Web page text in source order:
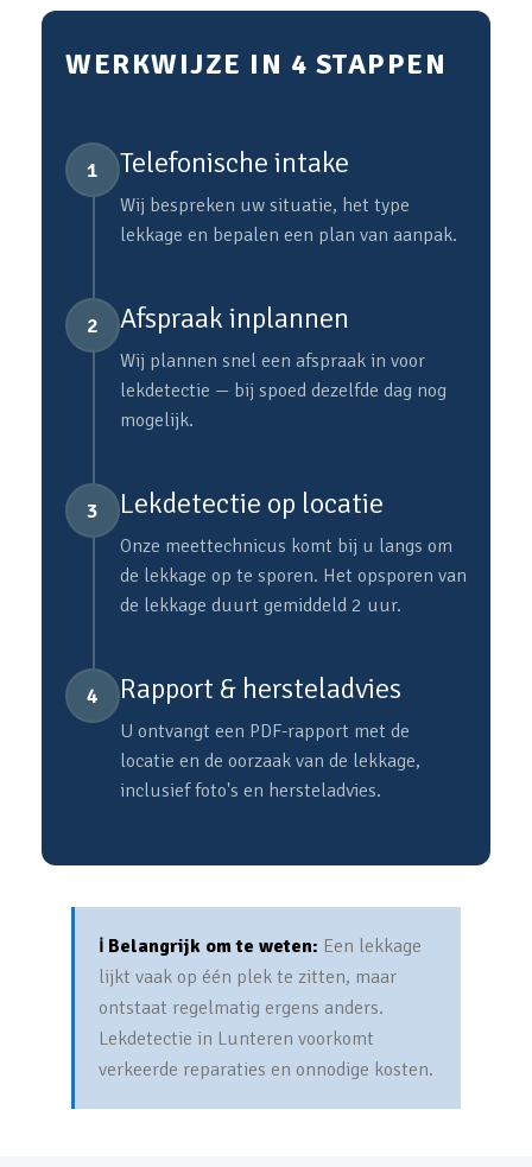
WERKWIJZE IN 4 STAPPEN
1 Telefonische intake
Wij bespreken uw situatie, het type
lekkage en bepalen een plan van aanpak.
2 Afspraak inplannen
Wij plannen snel een afspraak in voor
lekdetectie — bij spoed dezelfde dag nog
mogelijk.
3 Lekdetectie op locatie
Onze meettechnicus komt bij u langs om
de lekkage op te sporen. Het opsporen van
de lekkage duurt gemiddeld 2 uur.
4 Rapport & hersteladvies
U ontvangt een PDF-rapport met de
locatie en de oorzaak van de lekkage,
inclusief foto's en hersteladvies.
ℹ️ Belangrijk om te weten: Een lekkage
lijkt vaak op één plek te zitten, maar
ontstaat regelmatig ergens anders.
Lekdetectie in Lunteren voorkomt
verkeerde reparaties en onnodige kosten.